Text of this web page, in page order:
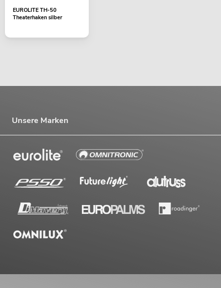
EUROLITE TH-50
Theaterhaken silber
Unsere Marken